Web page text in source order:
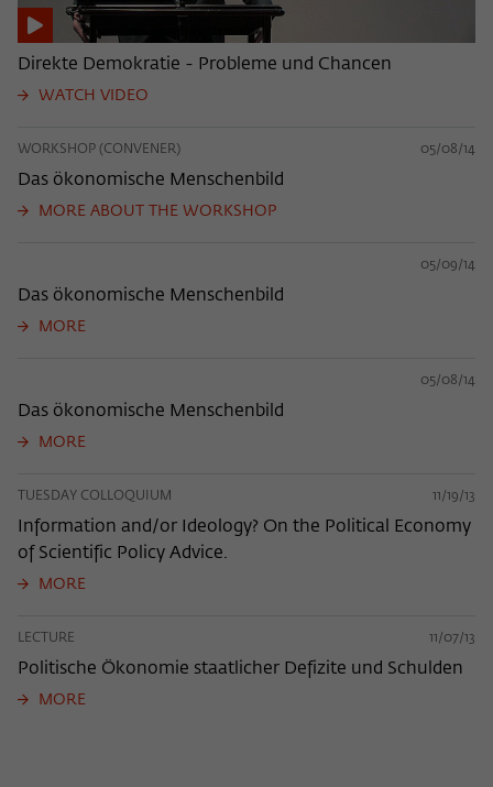
Direkte Demokratie - Probleme und Chancen
WATCH VIDEO
WORKSHOP (CONVENER) 05/08/14
Das ökonomische Menschenbild
MORE ABOUT THE WORKSHOP
05/09/14
Das ökonomische Menschenbild
MORE
05/08/14
Das ökonomische Menschenbild
MORE
TUESDAY COLLOQUIUM 11/19/13
Information and/or Ideology? On the Political Economy
of Scientific Policy Advice.
MORE
LECTURE 11/07/13
Politische Ökonomie staatlicher Defizite und Schulden
MORE